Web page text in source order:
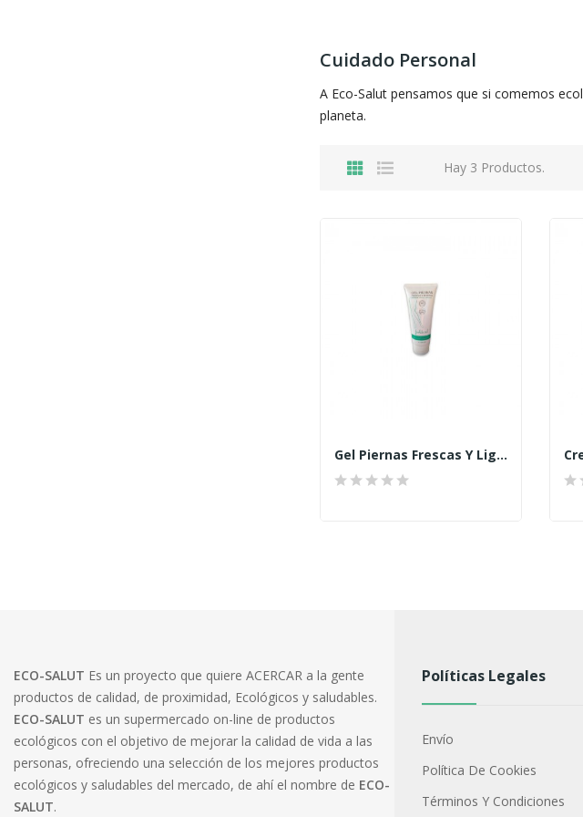
Cuidado Personal
A Eco-Salut pensamos que si comemos
planeta.
Hay 3 Productos.
Gel Piernas Frescas Y Ligeras Femlebessel
ECO-SALUT Es un proyecto que quiere ACERCAR a la gente
productos de calidad, de proximidad, Ecológicos y saludables.
ECO-SALUT es un supermercado on-line de productos
ecológicos con el objetivo de mejorar la calidad de vida a las
personas, ofreciendo una selección de los mejores productos
ecológicos y saludables del mercado, de ahí el nombre de ECO-
SALUT.
Políticas Legales
Envío
Política De Cookies
Términos Y Condiciones